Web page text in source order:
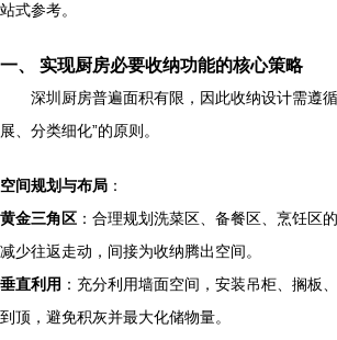
站式参考。
一、 实现厨房必要收纳功能的核心策略
深圳厨房普遍面积有限，因此收纳设计需遵
展、分类细化”的原则。
空间规划与布局 ：
黄金三角区 ：合理规划洗菜区、备餐区、烹饪区
减少往返走动，间接为收纳腾出空间。
垂直利用 ：充分利用墙面空间，安装吊柜、搁板
到顶，避免积灰并最大化储物量。